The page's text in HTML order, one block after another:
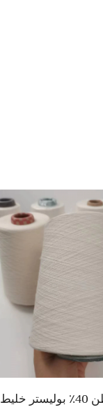
كفسي 60٪ قطن 40٪ بوليستر خليط